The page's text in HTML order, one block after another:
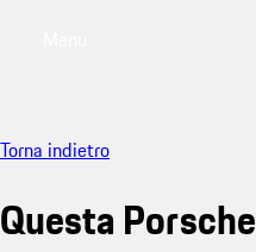
Torna indietro
Questa